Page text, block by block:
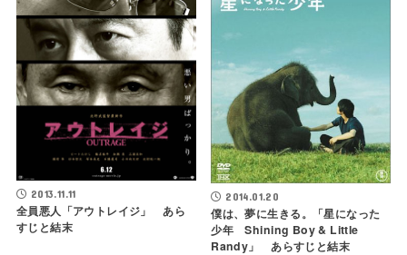
2013.11.11
全員悪人「アウトレイジ」 あら
すじと結末
2014.01.20
僕は、夢に生きる。「星になった
少年 Shining Boy & Little
Randy」 あらすじと結末